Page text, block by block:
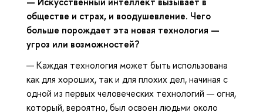
обществе и страх, и воодушевление. Чего
больше порождает эта новая технология —
угроз или возможностей?
— Каждая технология может быть использована
как для хороших, так и для плохих дел, начиная с
одной из первых человеческих технологий — огня,
который, вероятно, был освоен людьми около